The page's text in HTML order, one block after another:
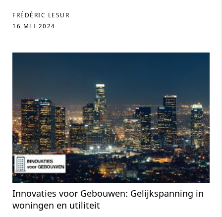
FRÉDÉRIC LESUR
16 MEI 2024
Innovaties voor Gebouwen: Gelijkspanning in
woningen en utiliteit